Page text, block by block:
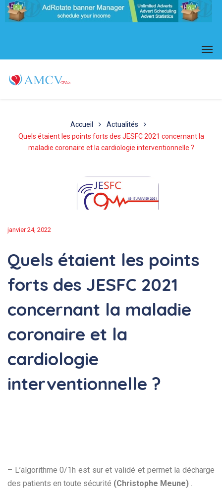
Accueil
Actualités
Quels étaient les points forts des JESFC 2021 concernant la
maladie coronaire et la cardiologie interventionnelle ?
janvier 24, 2022
Quels étaient les points
forts des JESFC 2021
concernant la maladie
coronaire et la
cardiologie
interventionnelle ?
– L’algorithme 0/1h est sur et validé et permet la décharge
des patients en toute sécurité (Christophe Meune) .